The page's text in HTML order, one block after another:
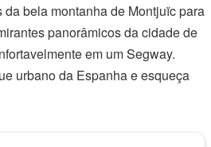
bela montanha de Montjuïc para
panorâmicos da cidade de
em um Segway.
urbano da Espanha e esqueça
cidade, descobrindo os jardins